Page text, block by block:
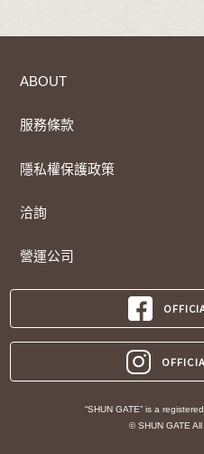
ABOUT
服務條款
隱私權保護政策
洽詢
營運公司
“SHUN GATE” is a
© SHUN GATE